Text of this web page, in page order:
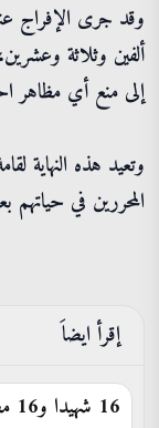
وقد جرى الإفراج
ألفين وثلاثة
إلى منع أي مظاهر
وتعيد هذه النهاية
المحررين في حياتهم
إقرأ ايضاَ
16 شهيدا و16 مصابا خلال آخر 48 ساعة في غزة